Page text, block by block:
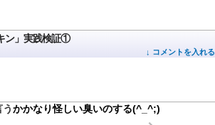
ン」実践検証①
↓ コメントを入れる
かかなり怪しい臭いのする(^_^;)